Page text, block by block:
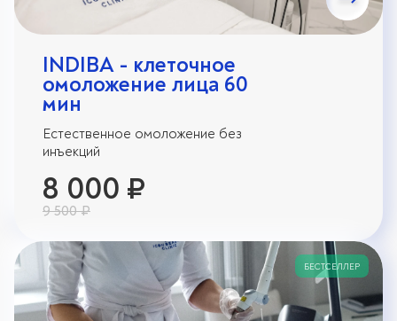
INDIBA - клеточное
омоложение лица 60
мин
Естественное омоложение без
инъекций
8 000 ₽
9 500 ₽
БЕСТСЕЛЛЕР